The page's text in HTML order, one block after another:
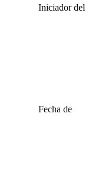
Iniciador del
Fecha de